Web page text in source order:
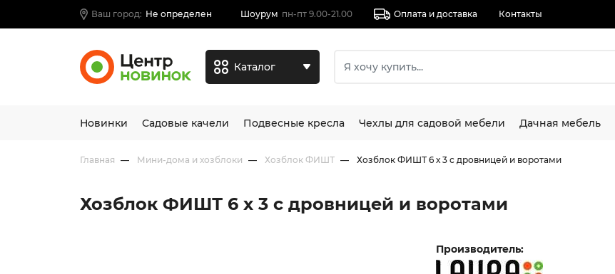
Ваш город: Не определен Шоурум пн-пт 9.00-21.00 Оплата и доставка Контакты
Каталог
Новинки Садовые качели Подвесные кресла Чехлы для садовой мебели Дачная мебель
Главная Мини-дома и хозблоки Хозблок ФИШТ Хозблок ФИШТ 6 х 3 с дровницей и воротами
Хозблок ФИШТ 6 х 3 с дровницей и воротами
Производитель: